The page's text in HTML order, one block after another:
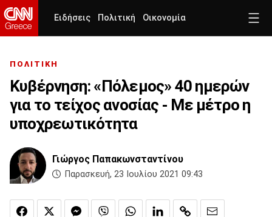
Ειδήσεις Πολιτική Οικονομία
ΠΟΛΙΤΙΚΗ
Κυβέρνηση: «Πόλεμος» 40 ημερών
για το τείχος ανοσίας - Με μέτρο η
υποχρεωτικότητα
Γιώργος Παπακωνσταντίνου
Παρασκευή, 23 Ιουλίου 2021 09:43